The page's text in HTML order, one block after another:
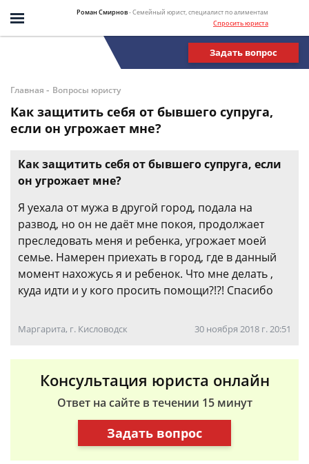
Роман Смирнов- Семейный юрист, специалист по алиментам
Спросить юриста
Задать вопрос
Главная - Вопросы юристу
Как защитить себя от бывшего супруга,
если он угрожает мне?
Как защитить себя от бывшего супруга, если
он угрожает мне?
Я уехала от мужа в другой город, подала на
развод, но он не даёт мне покоя, продолжает
преследовать меня и ребенка, угрожает моей
семье. Намерен приехать в город, где в данный
момент нахожусь я и ребенок. Что мне делать ,
куда идти и у кого просить помощи?!?! Спасибо
Маргарита, г. Кисловодск 30 ноября 2018 г. 20:51
Консультация юриста онлайн
Ответ на сайте в течении 15 минут
Задать вопрос